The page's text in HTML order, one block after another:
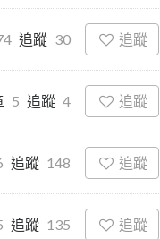
追蹤 30 追蹤
5 追蹤 4 追蹤
追蹤 148 追蹤
追蹤 135 追蹤